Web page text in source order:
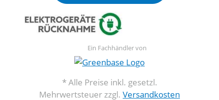
Ein Fachhändler von
* Alle Preise inkl. gesetzl.
Mehrwertsteuer zzgl. Versandkosten